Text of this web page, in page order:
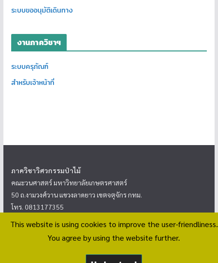
ระบบขออนุมัติเดินทาง
งานภาควิชาฯ
ระบบครุภัณฑ์
สำหรับเจ้าหน้าที่
ภาควิชาวิศวกรรมป่าไม้
คณะวนศาสตร์ มหาวิทยาลัยเกษตรศาสตร์
50 ถ.งามวงศ์วาน แขวงลาดยาว เขตจตุจักร กทม.
โทร. 0813177355
<นโยบายความเป็นส่วนตัว>
This website is using cookies to improve the user-friendliness.
You agree by using the website further.